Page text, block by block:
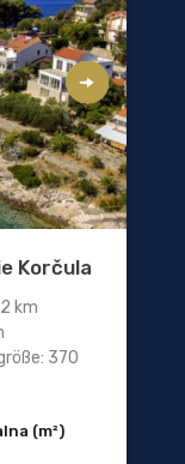
Korčula
km
370
(m²)